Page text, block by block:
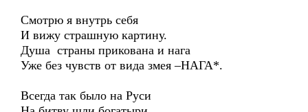
Смотрю я внутрь себя
И вижу страшную картину.
Душа страны прикована и нага
Уже без чувств от вида змея –НАГА*.
Всегда так было на Руси